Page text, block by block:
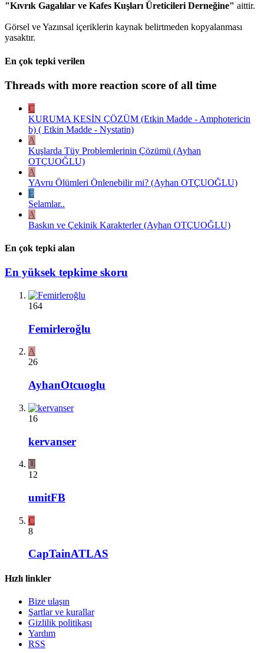
"Kıvrık Gagalılar ve Kafes Kuşları Üreticileri Derneğine" aittir.
Görsel ve Yazınsal içeriklerin kaynak belirtmeden kopyalanması
yasaktır.
En çok tepki verilen
Threads with more reaction score of all time
C
KURUMA KESİN ÇÖZÜM (Etkin Madde - Amphotericin
b) ( Etkin Madde - Nystatin)
A
Kuşlarda Tüy Problemlerinin Çözümü (Ayhan
OTÇUOĞLU)
A
YAvru Ölümleri Önlenebilir mi? (Ayhan OTÇUOĞLU)
E
Selamlar..
A
Baskın ve Çekinik Karakterler (Ayhan OTÇUOĞLU)
En çok tepki alan
En yüksek tepkime skoru
164
Femirleroğlu
A
26
AyhanOtcuoglu
16
kervanser
U
12
umitFB
C
8
CapTainATLAS
Hızlı linkler
Bize ulaşın
Şartlar ve kurallar
Gizlilik politikası
Yardım
RSS